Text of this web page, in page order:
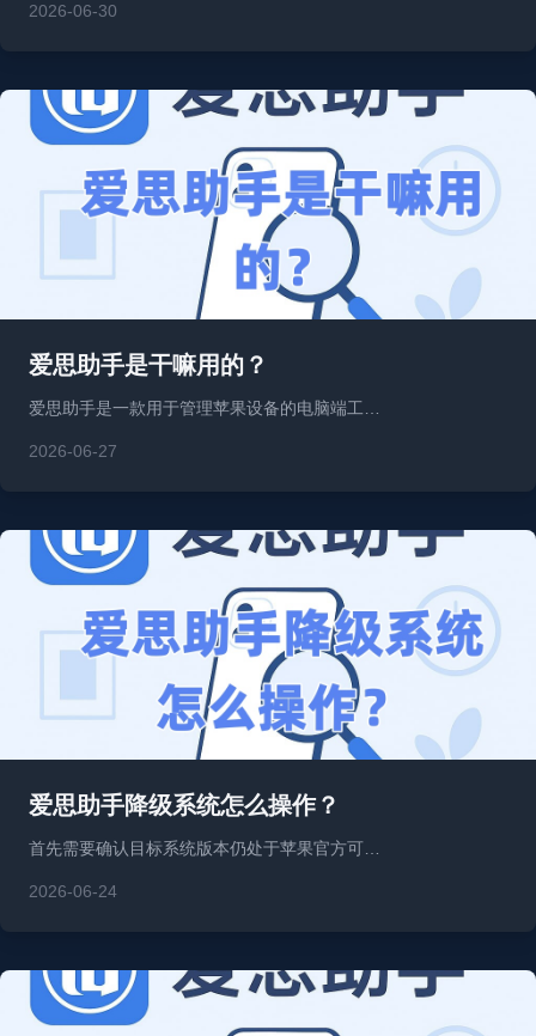
2026-06-30
爱思助手是干嘛用的？
爱思助手是一款用于管理苹果设备的电脑端工…
2026-06-27
爱思助手降级系统怎么操作？
首先需要确认目标系统版本仍处于苹果官方可…
2026-06-24